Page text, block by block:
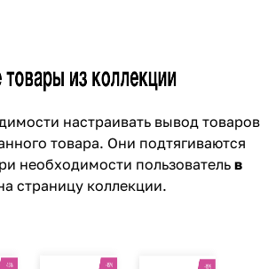
настраивать вывод товаров
товара. Они подтягиваются
необходимости пользователь в
страницу коллекции.